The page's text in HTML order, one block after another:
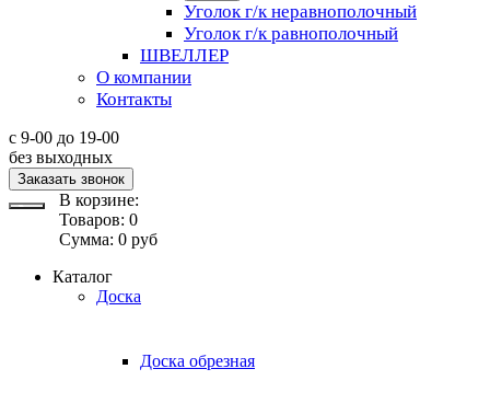
Уголок г/к неравнополочный
Уголок г/к равнополочный
ШВЕЛЛЕР
О компании
Контакты
с 9-00 до 19-00
без выходных
Заказать звонок
В корзине:
Товаров: 0
Сумма: 0 руб
Каталог
Доска
Доска обрезная